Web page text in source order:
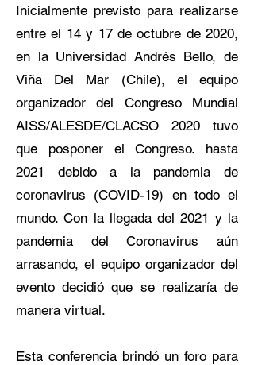
Inicialmente previsto para realizarse
entre el 14 y 17 de octubre de 2020,
en la Universidad Andrés Bello, de
Viña Del Mar (Chile), el equipo
organizador del Congreso Mundial
AISS/ALESDE/CLACSO 2020 tuvo
que posponer el Congreso. hasta
2021 debido a la pandemia de
coronavirus (COVID-19) en todo el
mundo. Con la llegada del 2021 y la
pandemia del Coronavirus aún
arrasando, el equipo organizador del
evento decidió que se realizaría de
manera virtual.
​Esta conferencia brindó un foro para